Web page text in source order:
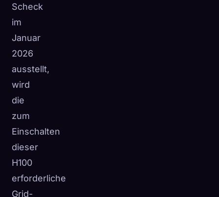
Scheck
im
Januar
2026
ausstellt,
wird
die
zum
Einschalten
dieser
H100
erforderliche
Grid-